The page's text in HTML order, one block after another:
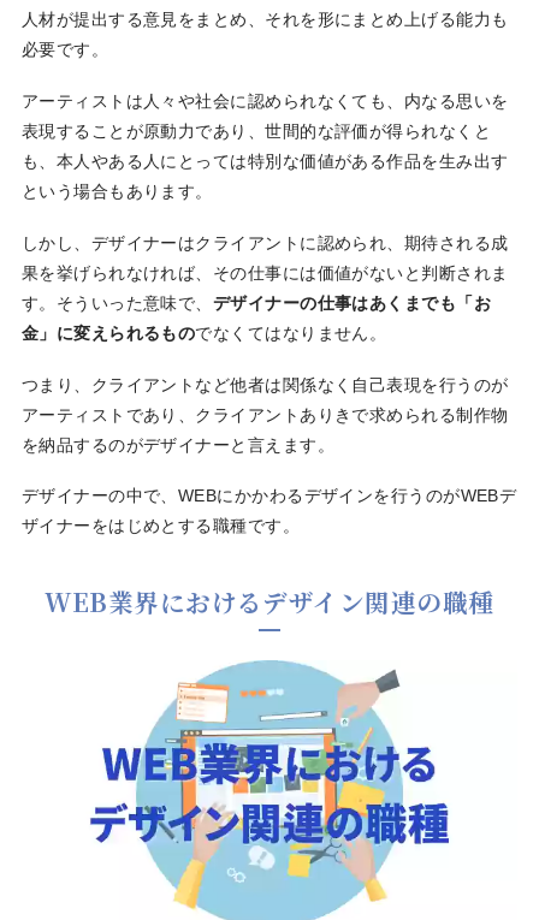
人材が提出する意見をまとめ、それを形にまとめ上げる能力も
必要です。
アーティストは人々や社会に認められなくても、内なる思いを
表現することが原動力であり、世間的な評価が得られなくと
も、本人やある人にとっては特別な価値がある作品を生み出す
という場合もあります。
しかし、デザイナーはクライアントに認められ、期待される成
果を挙げられなければ、その仕事には価値がないと判断されま
す。そういった意味で、 デザイナーの仕事はあくまでも「お
金」に変えられるものでなくてはなりません。
つまり、クライアントなど他者は関係なく自己表現を行うのが
アーティストであり、クライアントありきで求められる制作物
を納品するのがデザイナーと言えます。
デザイナーの中で、WEBにかかわるデザインを行うのがWEBデ
ザイナーをはじめとする職種です。
WEB業界におけるデザイン関連の職種